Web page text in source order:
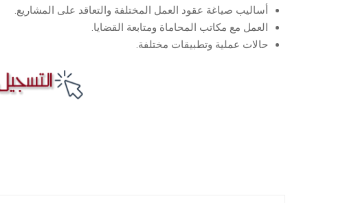
أساليب صياغة عقود العمل المختلفة والتعاقد على المشاريع.
العمل مع مكاتب المحاماة ومتابعة القضايا.
حالات عملية وتطبيقات مختلفة.